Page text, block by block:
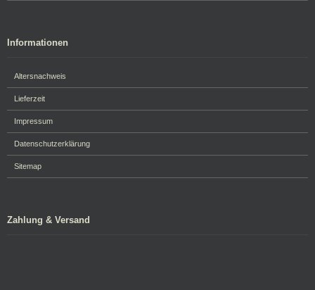
Informationen
Altersnachweis
Lieferzeit
Impressum
Datenschutzerklärung
Sitemap
Zahlung & Versand